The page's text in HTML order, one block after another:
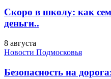
Скоро в школу: как
деньги..
8 августа
Новости Подмосковья
Безопасность на